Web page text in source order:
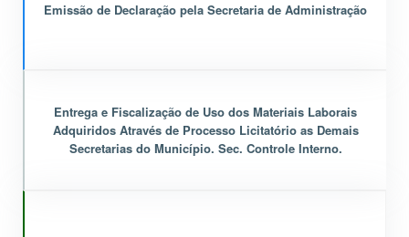
Emissão de Declaração pela Secretaria de Administração
Entrega e Fiscalização de Uso dos Materiais Laborais
Adquiridos Através de Processo Licitatório as Demais
Secretarias do Município. Sec. Controle Interno.